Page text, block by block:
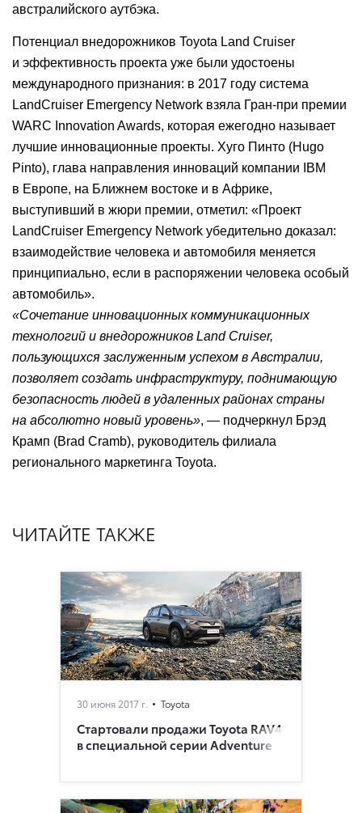
австралийского аутбэка.
Потенциал внедорожников Toyota Land Cruiser
и эффективность проекта уже были удостоены
международного признания: в 2017 году система
LandCruiser Emergency Network взяла Гран-при премии
WARC Innovation Awards, которая ежегодно называет
лучшие инновационные проекты. Хуго Пинто (Hugo
Pinto), глава направления инноваций компании IBM
в Европе, на Ближнем востоке и в Африке,
выступивший в жюри премии, отметил: «Проект
LandCruiser Emergency Network убедительно доказал:
взаимодействие человека и автомобиля меняется
принципиально, если в распоряжении человека особый
автомобиль».
«Сочетание инновационных коммуникационных
технологий и внедорожников Land Cruiser,
пользующихся заслуженным успехом в Австралии,
позволяет создать инфраструктуру, поднимающую
безопасность людей в удаленных районах страны
на абсолютно новый уровень», — подчеркнул Брэд
Крамп (Brad Cramb), руководитель филиала
регионального маркетинга Toyota.
ЧИТАЙТЕ ТАКЖЕ
30 июня 2017 г. Toyota
Стартовали продажи Toyota RAV4
в специальной серии Adventure